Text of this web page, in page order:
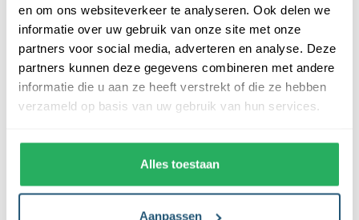
en om ons websiteverkeer te analyseren. Ook delen we
informatie over uw gebruik van onze site met onze
partners voor social media, adverteren en analyse. Deze
partners kunnen deze gegevens combineren met andere
informatie die u aan ze heeft verstrekt of die ze hebben
verzameld op basis van uw gebruik van hun services.
Alles toestaan
Aanpassen
De afwerking van onze vlaggen is van hoge kwaliteit. Ze zijn
voorzien van een sterke kopband en een dubbele stiknaad, wat
bijdraagt aan hun duurzaamheid en stevigheid. Wij bieden de
vlag vanWoubruggeaan in verschillende afmetingen, namelijk
40x60 cm, 70x100 cm, 100x150 cm, 150x225 cm en 200x300
Afhankelijk van de afmetingen die je kiest, worden de vlaggen
voorzien van verschillende bevestigingsmogelijkheden. De